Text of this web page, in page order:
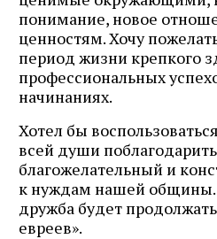
понимание, новое
ценностям. Хочу
период жизни крепкого
профессиональных
начинаниях.
Хотел бы
всей души поблагодарить
благожелательный и
к нуждам нашей общины.
дружба будет
евреев».